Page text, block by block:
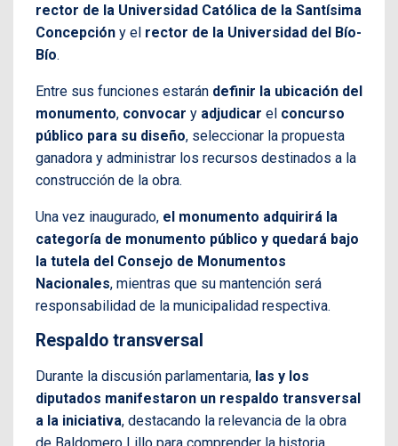
rector de la Universidad Católica de la Santísima
Concepción y el rector de la Universidad del Bío-
Bío.
Entre sus funciones estarán definir la ubicación del
monumento, convocar y adjudicar el concurso
público para su diseño, seleccionar la propuesta
ganadora y administrar los recursos destinados a la
construcción de la obra.
Una vez inaugurado, el monumento adquirirá la
categoría de monumento público y quedará bajo
la tutela del Consejo de Monumentos
Nacionales, mientras que su mantención será
responsabilidad de la municipalidad respectiva.
Respaldo transversal
Durante la discusión parlamentaria, las y los
diputados manifestaron un respaldo transversal
a la iniciativa, destacando la relevancia de la obra